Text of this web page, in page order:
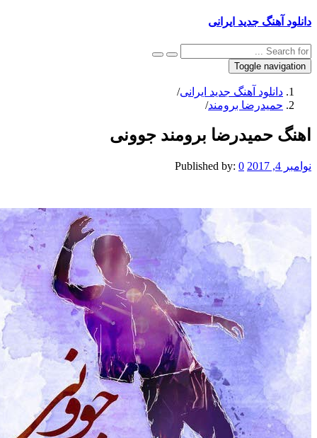
جدید ایرانی
Toggle
آهنگ جدید ایرانی/
برومند/
برومند جوونی
Published by: